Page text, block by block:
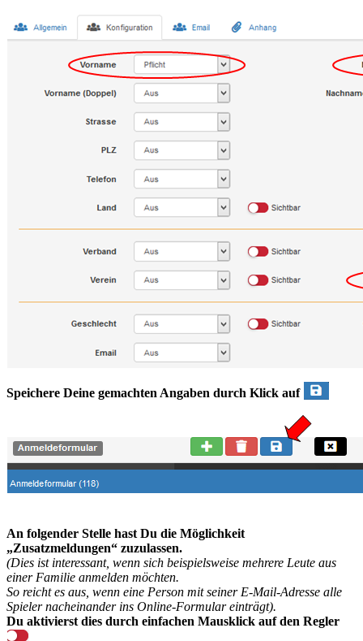
Speichere Deine gemachten Angaben durch Klick auf
An folgender Stelle hast Du die Möglichkeit
„Zusatzmeldungen“ zuzulassen.
(Dies ist interessant, wenn sich beispielsweise mehrere Leute aus
einer Familie anmelden möchten.
So reicht es aus, wenn eine Person mit seiner E-Mail-Adresse alle
Spieler nacheinander ins Online-Formular einträgt).
Du aktivierst dies durch einfachen Mausklick auf den Regler